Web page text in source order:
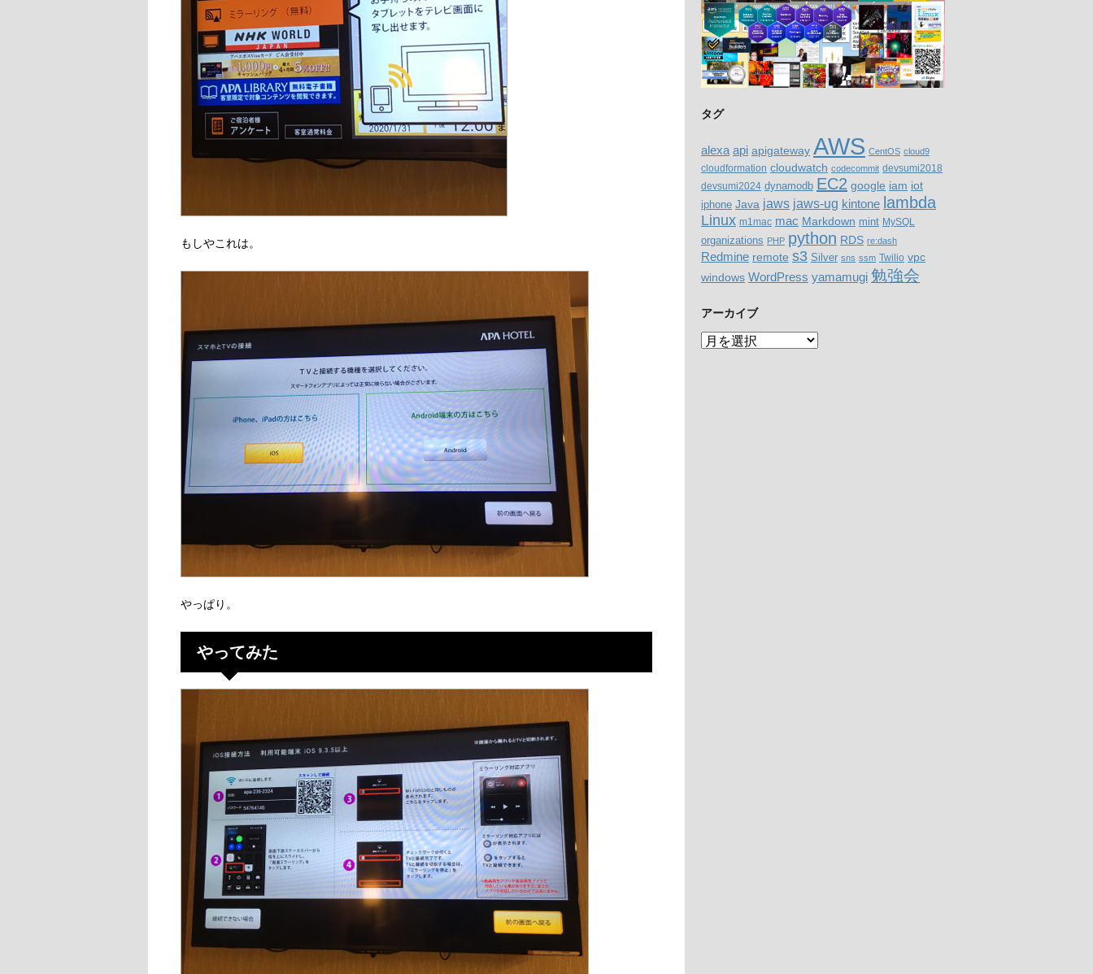
もしやこれは。
やっぱり。
やってみた
タグ
alexa api apigateway AWS CentOS cloud9
cloudformation cloudwatch codecommit devsumi2018
devsumi2024 dynamodb EC2 google iam iot
iphone Java jaws jaws-ug kintone lambda
Linux m1mac mac Markdown mint MySQL
organizations PHP python RDS re:dash
Redmine remote s3 Silver sns ssm Twilio vpc
windows WordPress yamamugi 勉強会
アーカイブ
ア